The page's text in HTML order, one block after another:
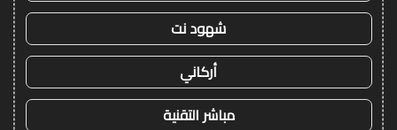
شهود نت
أركاني
مباشر التقنية